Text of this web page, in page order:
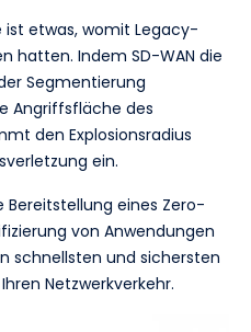
ist etwas, womit Legacy-
hatten. Indem SD-WAN die
Segmentierung
Angriffsfläche des
den Explosionsradius
ein.
Bereitstellung eines Zero-
von Anwendungen
schnellsten und sichersten
Netzwerkverkehr.